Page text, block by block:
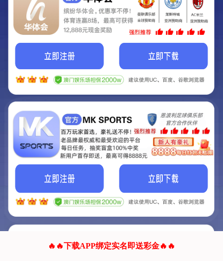
Hey Guys!
我们即将上线啦...
我们的网站正在建设.
它将是非常棒的网站.
联系我们!